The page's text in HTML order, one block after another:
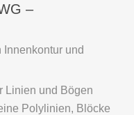
–
und
Linien und Bögen
Polylinien, Blöcke